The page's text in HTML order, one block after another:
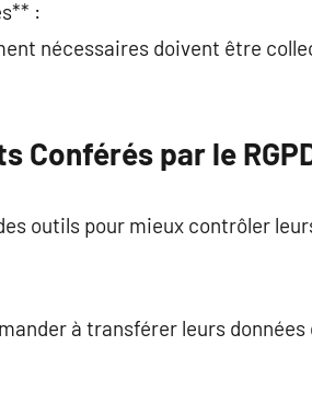
:
nécessaires doivent être
Conférés par le
outils pour mieux contrôler
à transférer leurs données